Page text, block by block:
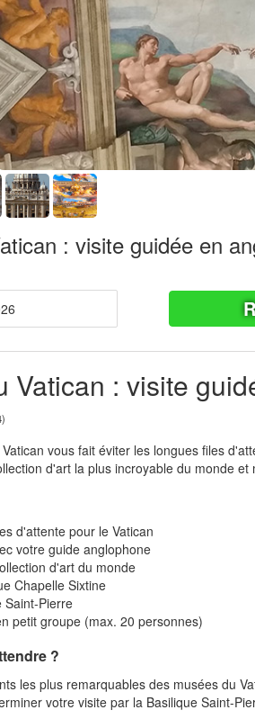
: visite guidée en
Vatican : visite
vous fait éviter les longues files
d'art la plus incroyable du monde
d'attente pour le Vatican
votre guide anglophone
d'art du monde
Chapelle Sixtine
Saint-Pierre
petit groupe (max. 20 personnes)
?
les plus remarquables des musées du
votre visite par la Basilique Saint-